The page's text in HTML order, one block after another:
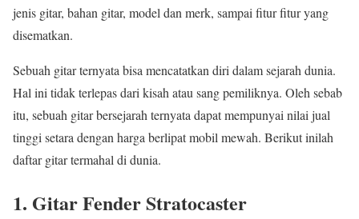
jenis gitar, bahan gitar, model dan merk, sampai fitur fitur yang
disematkan.
Sebuah gitar ternyata bisa mencatatkan diri dalam sejarah dunia.
Hal ini tidak terlepas dari kisah atau sang pemiliknya. Oleh sebab
itu, sebuah gitar bersejarah ternyata dapat mempunyai nilai jual
tinggi setara dengan harga berlipat mobil mewah. Berikut inilah
daftar gitar termahal di dunia.
1. Gitar Fender Stratocaster